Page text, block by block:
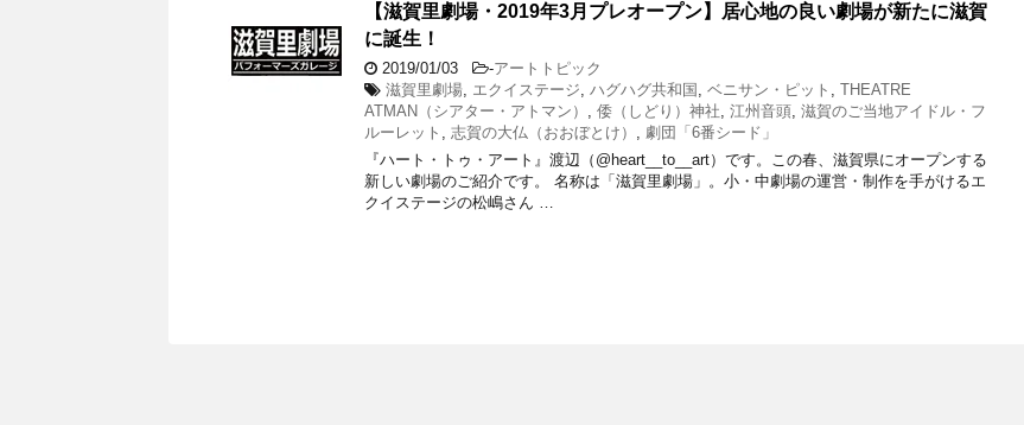
【滋賀里劇場・2019年3月プレオープン】居心地の良い劇場が新たに滋賀
に誕生！
2019/01/03 -アートトピック
滋賀里劇場, エクイステージ, ハグハグ共和国 , ベニサン・ピット , THEATRE
ATMAN（シアター・アトマン） , 倭（しどり）神社, 江州音頭, 滋賀のご当地アイドル・フ
ルーレット , 志賀の大仏（おおぼとけ） , 劇団「6番シード」
『ハート・トゥ・アート』渡辺（@heart__to__art）です。この春、滋賀県にオープンする
新しい劇場のご紹介です。 名称は「滋賀里劇場」。小・中劇場の運営・制作を手がけるエ
クイステージの松嶋さん …